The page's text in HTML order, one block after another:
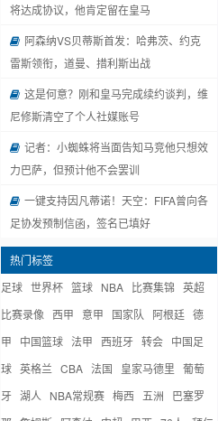
将达成协议，他肯定留在皇马
阿森纳VS贝蒂斯首发：哈弗茨、约克
雷斯领衔，道曼、措利斯出战
这是何意？刚和皇马完成续约谈判，维
尼修斯清空了个人社媒账号
记者：小蜘蛛将当面告知马竞他只想效
力巴萨，但预计他不会罢训
一键支持因凡蒂诺！天空：FIFA曾向各
足协发预制信函，签名已填好
热门标签
足球 世界杯 篮球 NBA 比赛集锦 英超
比赛录像 西甲 意甲 国家队 阿根廷 德
甲
中国篮球 法甲 西班牙 转会 中国足
球 英格兰 CBA 法国 皇家马德里 葡萄
牙 湖人 NBA常规赛 梅西 五洲
巴塞罗